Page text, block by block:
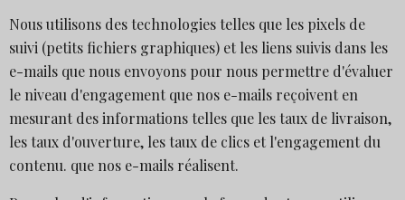
Nous utilisons des technologies telles que les pixels de
suivi (petits fichiers graphiques) et les liens suivis dans les
e-mails que nous envoyons pour nous permettre d'évaluer
le niveau d'engagement que nos e-mails reçoivent en
mesurant des informations telles que les taux de livraison,
les taux d'ouverture, les taux de clics et l'engagement du
contenu. que nos e-mails réalisent.